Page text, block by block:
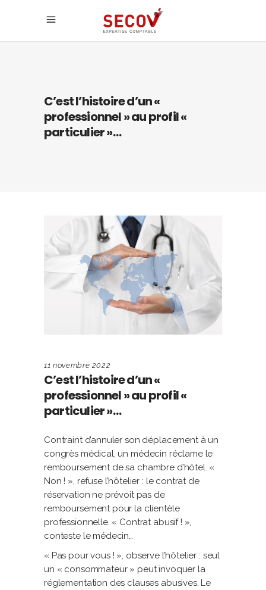
C’est l’histoire d’un «
professionnel » au profil «
particulier »…
11 novembre 2022
C’est l’histoire d’un «
professionnel » au profil «
particulier »…
Contraint d’annuler son déplacement à un
congrès médical, un médecin réclame le
remboursement de sa chambre d’hôtel. «
Non ! », refuse l’hôtelier : le contrat de
réservation ne prévoit pas de
remboursement pour la clientèle
professionnelle. « Contrat abusif ! »,
conteste le médecin…
« Pas pour vous ! », observe l’hôtelier : seul
un « consommateur » peut invoquer la
réglementation des clauses abusives. Le